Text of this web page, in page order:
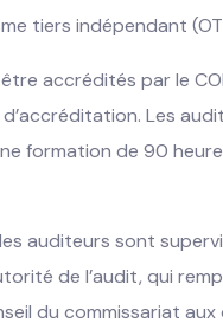
tiers indépendant
accrédités par le
Les
formation de 90
auditeurs sont
de l’audit, qui
du commissariat